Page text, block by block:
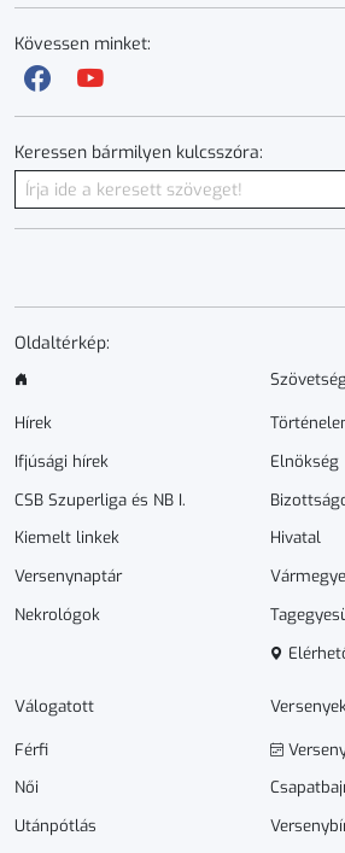
Kövessen minket:
Keressen bármilyen kulcsszóra:
Oldaltérkép:
Hírek
Ifjúsági hírek
CSB Szuperliga és NB I.
Kiemelt linkek
Versenynaptár
Nekrológok
Elnökség
Hivatal
Válogatott
Férfi
Női
Utánpótlás